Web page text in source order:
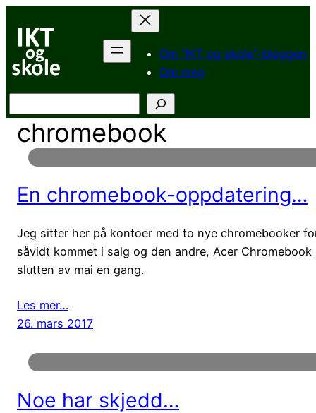
innhold
Om “IKT og skole”-bloggen
Om meg
chromebook
En chromebook-oppdatering…
Jeg sitter her på kontoer med to nye chromebooker
såvidt kommet i salg og den andre, Acer
slutten av mai en gang.
Les mer…
26. mars 2017
Noe har skjedd…